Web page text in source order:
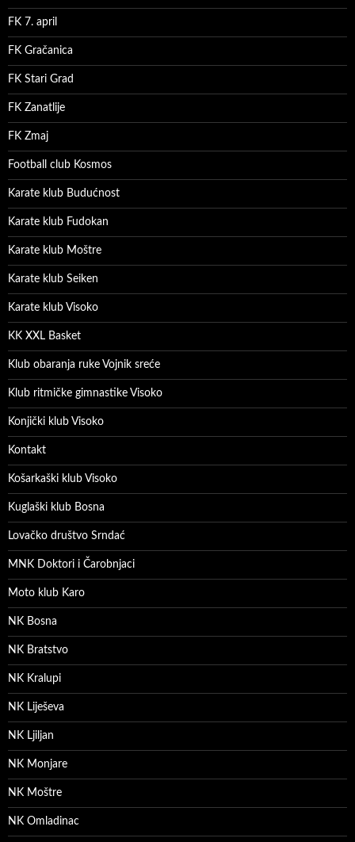
FK 7. april
FK Gračanica
FK Stari Grad
FK Zanatlije
FK Zmaj
Football club Kosmos
Karate klub Budućnost
Karate klub Fudokan
Karate klub Moštre
Karate klub Seiken
Karate klub Visoko
KK XXL Basket
Klub obaranja ruke Vojnik sreće
Klub ritmičke gimnastike Visoko
Konjički klub Visoko
Kontakt
Košarkaški klub Visoko
Kuglaški klub Bosna
Lovačko društvo Srndać
MNK Doktori i Čarobnjaci
Moto klub Karo
NK Bosna
NK Bratstvo
NK Kralupi
NK Liješeva
NK Ljiljan
NK Monjare
NK Moštre
NK Omladinac